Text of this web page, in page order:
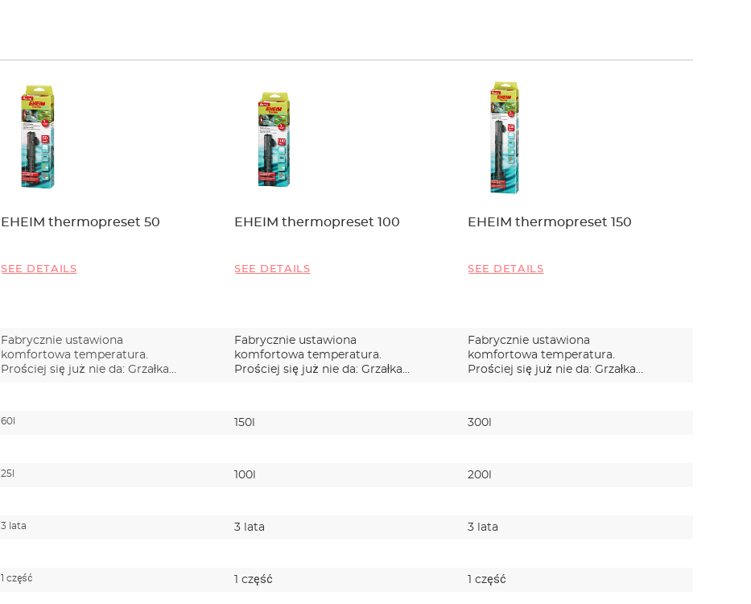
EHEIM thermopreset 50 EHEIM thermopreset 100 EHEIM thermopreset 150
SEE DETAILS SEE DETAILS SEE DETAILS
Fabrycznie ustawiona
komfortowa temperatura.
Prościej się już nie da: Grzałka
Fabrycznie ustawiona
komfortowa temperatura.
Prościej się już nie da: Grzałka
Fabrycznie ustawiona
komfortowa temperatura.
Prościej się już nie da: Grzałka
60l 150l 300l
25l 100l 200l
3 lata 3 lata 3 lata
1 część 1 część 1 część